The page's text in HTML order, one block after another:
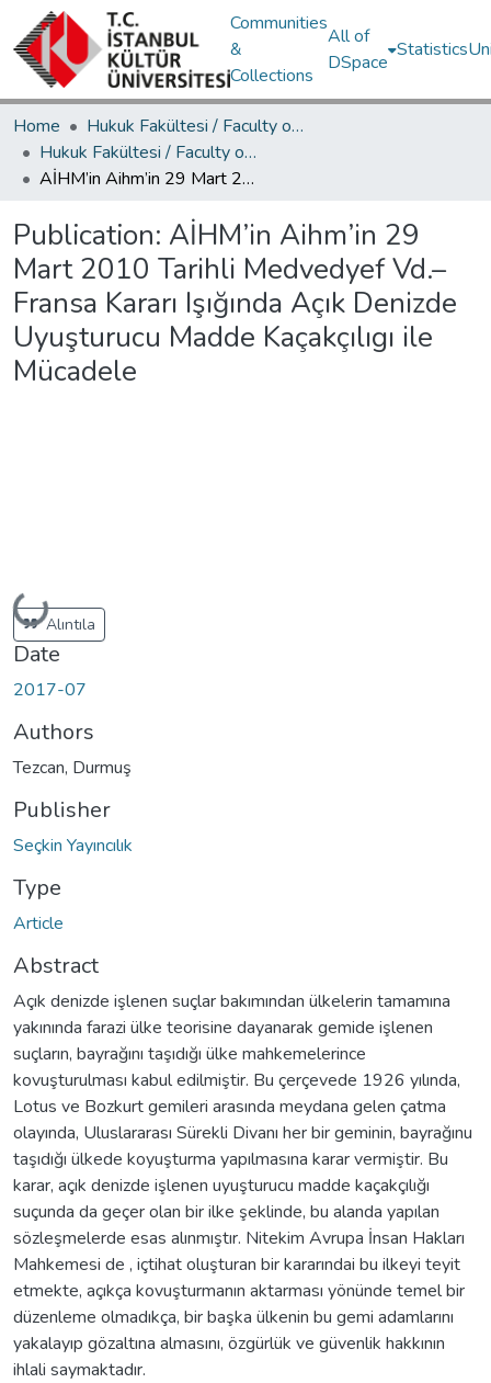
Communities
&
Collections
All of
DSpace
Statistics
Home
Hukuk Fakültesi / Faculty of Law
Hukuk Fakültesi / Faculty of Law
AİHM’in Aihm’in 29 Mart 2010 Tarihli Medvedyef Vd.–Fransa Kararı Işığında Açık Denizde Uyuşturucu Madde Kaçakçılıgı ile Mücadele
Publication: AİHM’in Aihm’in 29
Mart 2010 Tarihli Medvedyef Vd.–
Fransa Kararı Işığında Açık Denizde
Uyuşturucu Madde Kaçakçılıgı ile
Mücadele
Loading...
Alıntıla
Date
2017-07
Authors
Tezcan, Durmuş
Publisher
Seçkin Yayıncılık
Type
Article
Abstract
Açık denizde işlenen suçlar bakımından ülkelerin tamamına
yakınında farazi ülke teorisine dayanarak gemide işlenen
suçların, bayrağını taşıdığı ülke mahkemelerince
kovuşturulması kabul edilmiştir. Bu çerçevede 1926 yılında,
Lotus ve Bozkurt gemileri arasında meydana gelen çatma
olayında, Uluslararası Sürekli Divanı her bir geminin, bayrağınu
taşıdığı ülkede koyuşturma yapılmasına karar vermiştir. Bu
karar, açık denizde işlenen uyuşturucu madde kaçakçılığı
suçunda da geçer olan bir ilke şeklinde, bu alanda yapılan
sözleşmelerde esas alınmıştır. Nitekim Avrupa İnsan Hakları
Mahkemesi de , içtihat oluşturan bir kararındai bu ilkeyi teyit
etmekte, açıkça kovuşturmanın aktarması yönünde temel bir
düzenleme olmadıkça, bir başka ülkenin bu gemi adamlarını
yakalayıp gözaltına almasını, özgürlük ve güvenlik hakkının
ihlali saymaktadır.